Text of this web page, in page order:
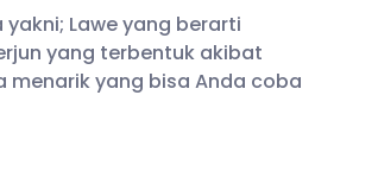
Lawe yang berarti
yang terbentuk akibat
yang bisa Anda coba